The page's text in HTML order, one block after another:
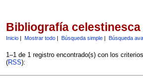
Bibliografía celestinesca
Inicio| Mostrar todo| Búsqueda simple| Búsqueda
1–1 de 1 registro encontrado(s) con los
(RSS):